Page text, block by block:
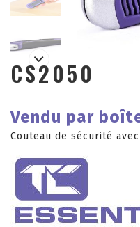
CS2050
Vendu par
Couteau de sécurité